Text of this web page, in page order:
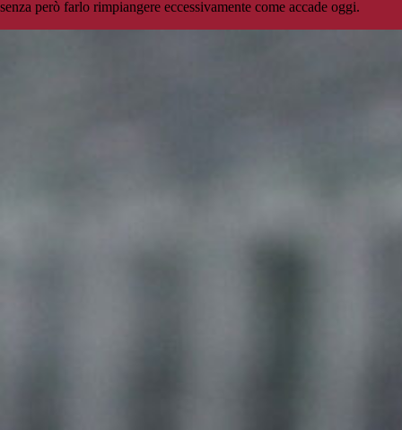
senza però farlo rimpiangere eccessivamente come accade oggi.